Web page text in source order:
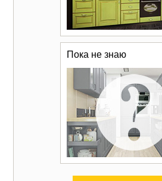
Пока не знаю